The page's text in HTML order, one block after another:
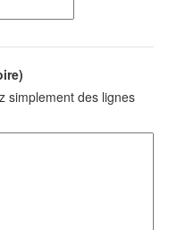
simplement des lignes